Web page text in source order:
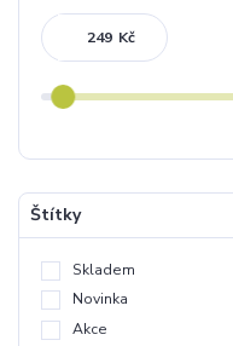
Kč
Štítky
Skladem
Novinka
Akce